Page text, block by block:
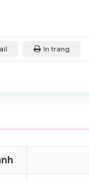
In trang